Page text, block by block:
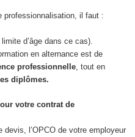
professionnalisation, il faut :
d’âge dans ce cas).
en alternance est de
professionnelle, tout en
diplômes.
votre contrat de
l’OPCO de votre employeur